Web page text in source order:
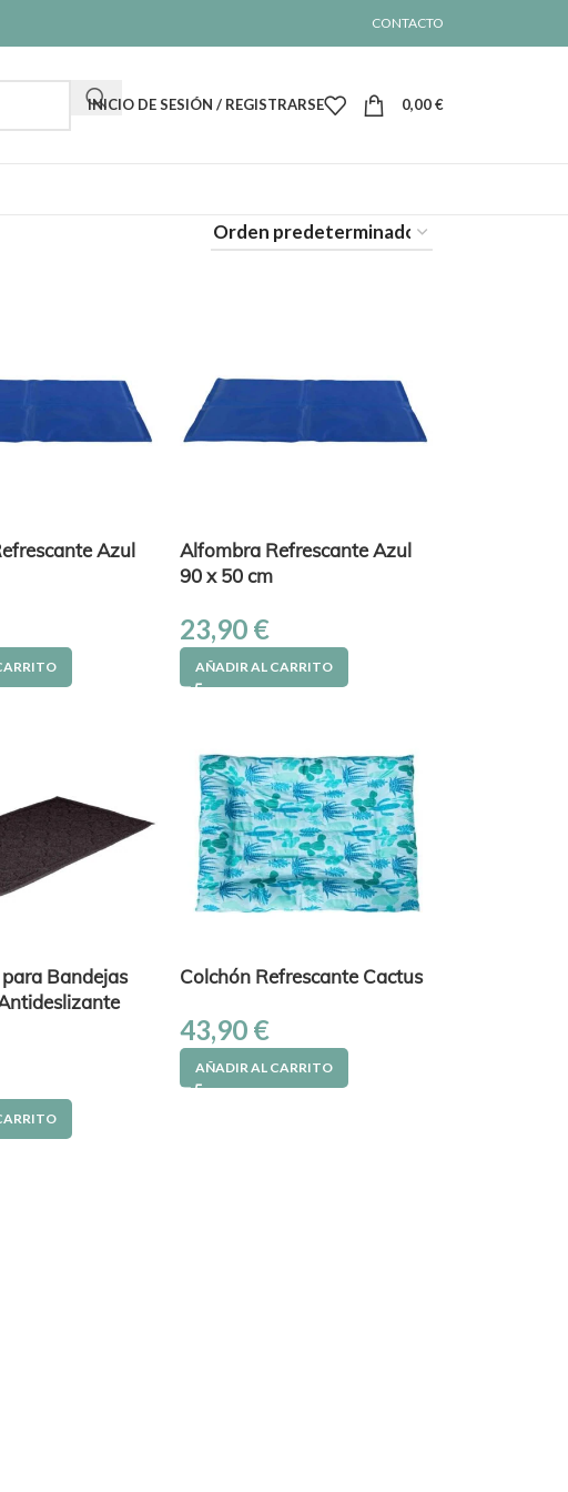
CONTACTO
INICIO DE SESIÓN / REGISTRARSE 0,00€
Azul
Alfombra Refrescante Azul
90 x 50 cm
23,90 €
AÑADIR AL CARRITO
Bandejas
Colchón Refrescante Cactus
43,90 €
AÑADIR AL CARRITO